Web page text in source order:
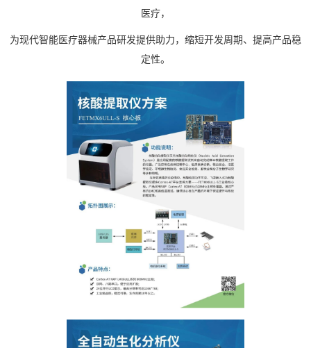
医疗，
为现代智能医疗器械产品研发提供助力，缩短开发周期、提高产品稳
定性。